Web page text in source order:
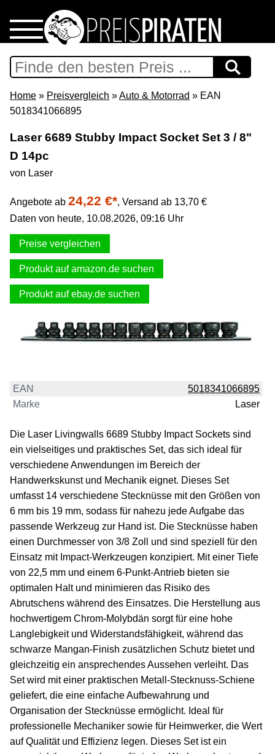
Home
Download
Support & Newsletter
Presse
Datenschutz
Impressum
Home » Preisvergleich »Auto & Motorrad » EAN
5018341066895
Laser 6689 Stubby Impact Socket Set 3 / 8"
D 14pc
von Laser
Angebote ab 24,22 €*, Versand ab 13,70 €
Daten von heute, 10.08.2026, 09:16 Uhr
Preise vergleichen
Produkt auf amazon.de suchen
Produkt auf ebay.de suchen
EAN
5018341066895
Marke
Laser
Die Laser Livingwalls 6689 Stubby Impact Sockets sind
ein vielseitiges und praktisches Set, das sich ideal für
verschiedene Anwendungen im Bereich der
Handwerkskunst und Mechanik eignet. Dieses Set
umfasst 14 verschiedene Stecknüsse mit den Größen von
6 mm bis 19 mm, sodass für nahezu jede Aufgabe das
passende Werkzeug zur Hand ist. Die Stecknüsse haben
einen Durchmesser von 3/8 Zoll und sind speziell für den
Einsatz mit Impact-Werkzeugen konzipiert. Mit einer Tiefe
von 22,5 mm und einem 6-Punkt-Antrieb bieten sie
optimalen Halt und minimieren das Risiko des
Abrutschens während des Einsatzes. Die Herstellung aus
hochwertigem Chrom-Molybdän sorgt für eine hohe
Langlebigkeit und Widerstandsfähigkeit, während das
schwarze Mangan-Finish zusätzlichen Schutz bietet und
gleichzeitig ein ansprechendes Aussehen verleiht. Das
Set wird mit einer praktischen Metall-Stecknuss-Schiene
geliefert, die eine einfache Aufbewahrung und
Organisation der Stecknüsse ermöglicht. Ideal für
professionelle Mechaniker sowie für Heimwerker, die Wert
auf Qualität und Effizienz legen. Dieses Set ist ein